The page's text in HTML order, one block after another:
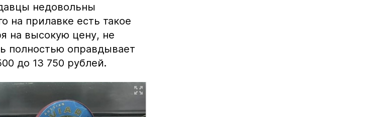
недовольны
на прилавке есть такое
на высокую цену, не
полностью оправдывает
до 13 750 рублей.